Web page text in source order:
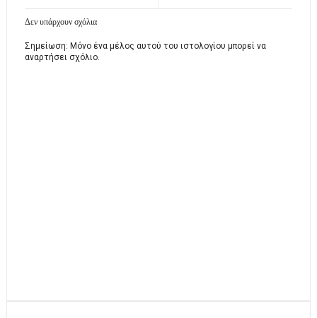
Δεν υπάρχουν σχόλια
Σημείωση: Μόνο ένα μέλος αυτού του ιστολογίου μπορεί να
αναρτήσει σχόλιο.